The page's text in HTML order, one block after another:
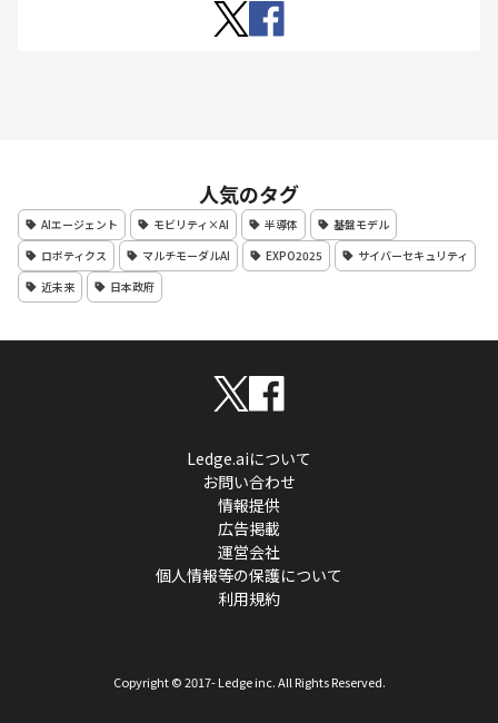
人気のタグ
AIエージェント モビリティ×AI 半導体
基盤モデル
ロボティクス
マルチモーダルAI EXPO2025
サイバーセキュリティ
近未来
日本政府
Ledge.aiについて
お問い合わせ
情報提供
広告掲載
運営会社
個人情報等の保護について
利用規約
Copyright © 2017- Ledge inc. All Rights Reserved.